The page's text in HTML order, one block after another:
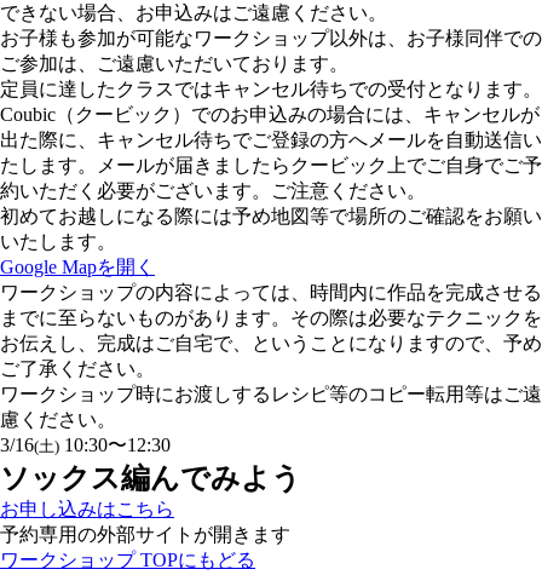
できない場合、お申込みはご遠慮ください。
お子様も参加が可能なワークショップ以外は、お子様同伴での
ご参加は、ご遠慮いただいております。
定員に達したクラスではキャンセル待ちでの受付となります。
Coubic（クービック）でのお申込みの場合には、キャンセルが
出た際に、キャンセル待ちでご登録の方へメールを自動送信い
たします。メールが届きましたらクービック上でご自身でご予
約いただく必要がございます。ご注意ください。
初めてお越しになる際には予め地図等で場所のご確認をお願い
いたします。
Google Mapを開く
ワークショップの内容によっては、時間内に作品を完成させる
までに至らないものがあります。その際は必要なテクニックを
お伝えし、完成はご自宅で、ということになりますので、予め
ご了承ください。
ワークショップ時にお渡しするレシピ等のコピー転用等はご遠
慮ください。
3/16(土) 10:30〜12:30
ソックス編んでみよう
お申し込みはこちら
予約専用の外部サイトが開きます
ワークショップ TOPにもどる